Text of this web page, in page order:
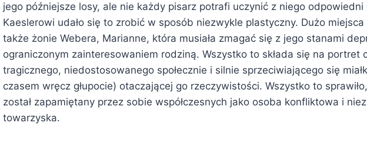
jego późniejsze losy, ale nie każdy pisarz potrafi uczynić z niego odpowiedni
Kaeslerowi udało się to zrobić w sposób niezwykle plastyczny. Dużo miejsca
także żonie Webera, Marianne, która musiała zmagać się z jego stanami
ograniczonym zainteresowaniem rodziną. Wszystko to składa się na portret
tragicznego, niedostosowanego społecznie i silnie sprzeciwiającego się
czasem wręcz głupocie) otaczającej go rzeczywistości. Wszystko to
został zapamiętany przez sobie współczesnych jako osoba konfliktowa i
towarzyska.